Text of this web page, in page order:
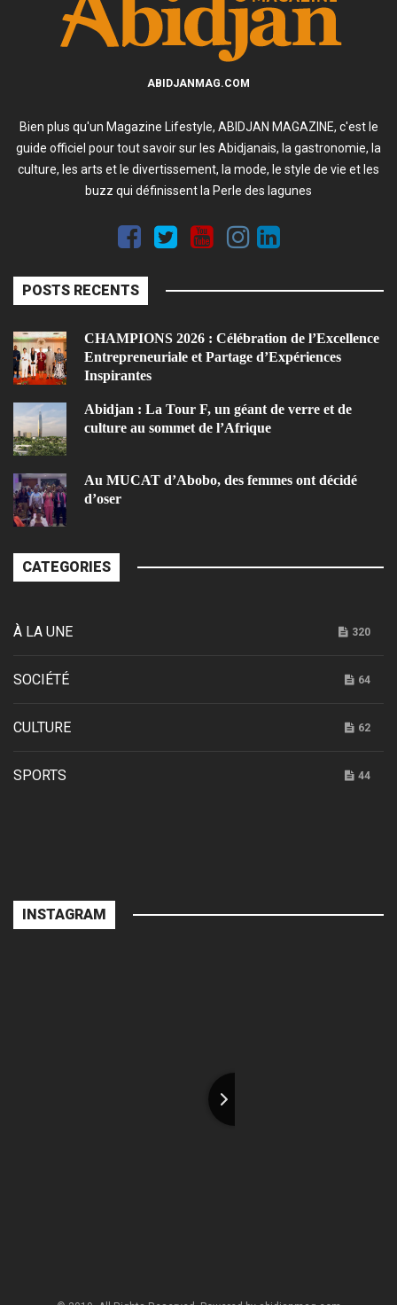
ABIDJANMAG.COM
Bien plus qu'un Magazine Lifestyle, ABIDJAN MAGAZINE, c'est le
guide officiel pour tout savoir sur les Abidjanais, la gastronomie, la
culture, les arts et le divertissement, la mode, le style de vie et les
buzz qui définissent la Perle des lagunes
POSTS RECENTS
CHAMPIONS 2026 : Célébration de l’Excellence
Entrepreneuriale et Partage d’Expériences
Inspirantes
Abidjan : La Tour F, un géant de verre et de
culture au sommet de l’Afrique
Au MUCAT d’Abobo, des femmes ont décidé
d’oser
CATEGORIES
À LA UNE 320
SOCIÉTÉ 64
CULTURE 62
SPORTS 44
INSTAGRAM